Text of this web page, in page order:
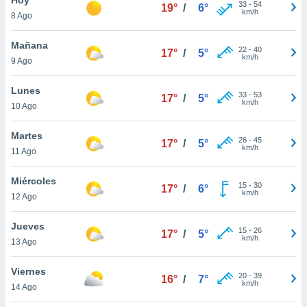
en
más
nuestra
de
cookies
aceptar
8 Ago
19° / 6° 33- 54
km/h
Mañana
9 Ago
17° / 5° 22- 40
km/h
Lunes
10 Ago
17° / 5° 33- 53
km/h
Martes
11 Ago
17° / 5° 26- 45
km/h
Miércoles
12 Ago
17° / 6° 15- 30
km/h
Jueves
13 Ago
17° / 5° 15- 26
km/h
Viernes
14 Ago
16° / 7° 20- 39
km/h